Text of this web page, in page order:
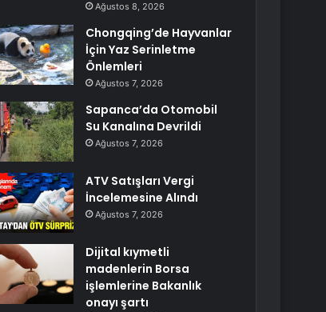
Ağustos 8, 2026
Chongqing’de Hayvanlar
İçin Yaz Serinletme
Önlemleri
Ağustos 7, 2026
Sapanca’da Otomobil
Su Kanalına Devrildi
Ağustos 7, 2026
ATV Satışları Vergi
İncelemesine Alındı
Ağustos 7, 2026
Dijital kıymetli
madenlerin Borsa
işlemlerine Bakanlık
onayı şartı